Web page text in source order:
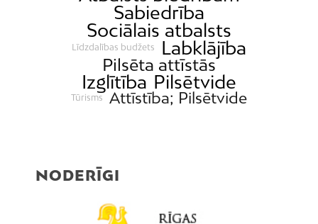
Sabiedrība
Sociālais atbalsts
Līdzdalības budžets Labklājība
Pilsēta attīstās
Izglītība Pilsētvide
Tūrisms Attīstība; Pilsētvide
NODERĪGI